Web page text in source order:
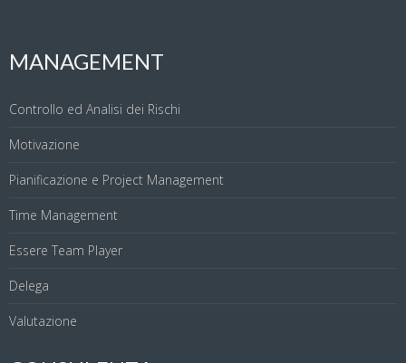
MANAGEMENT
Controllo ed Analisi dei Rischi
Motivazione
Pianificazione e Project Management
Time Management
Essere Team Player
Delega
Valutazione